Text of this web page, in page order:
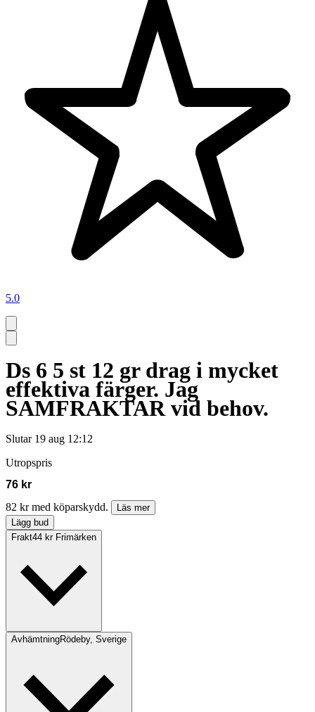
5.0
Ds 6 5 st 12 gr drag i mycket
effektiva färger. Jag
SAMFRAKTAR vid behov.
Slutar 19 aug 12:12
Utropspris
76 kr
82 kr med köparskydd.
Läs mer
Lägg bud
Frakt44 kr Frimärken
AvhämtningRödeby, Sverige